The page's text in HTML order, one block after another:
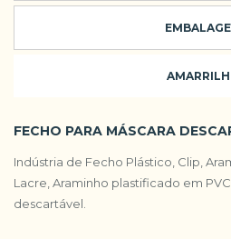
FECHO PARA MÁSCARA
Indústria de Fecho Plástico, Clip,
Lacre, Araminho plastificado em
descartável.